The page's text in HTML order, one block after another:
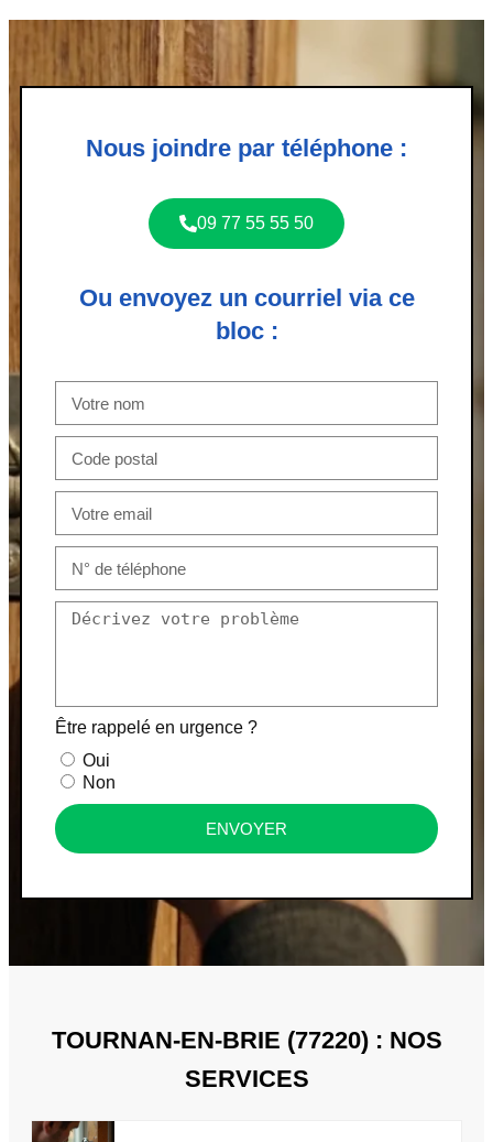
Nous joindre par téléphone :
09 77 55 55 50
Ou envoyez un courriel via ce
bloc :
Être rappelé en urgence ?
Oui
Non
ENVOYER
TOURNAN-EN-BRIE (77220) : NOS
SERVICES